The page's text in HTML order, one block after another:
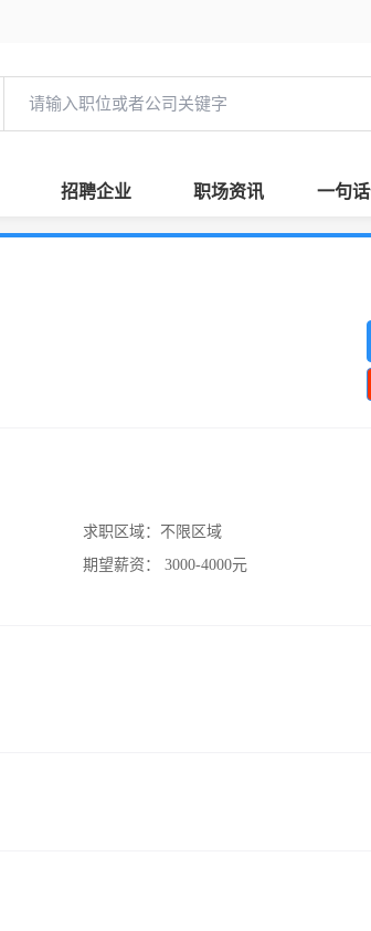
招聘企业 职场资讯 一句
求职区域： 不限区域
期望薪资：
3000-4000元